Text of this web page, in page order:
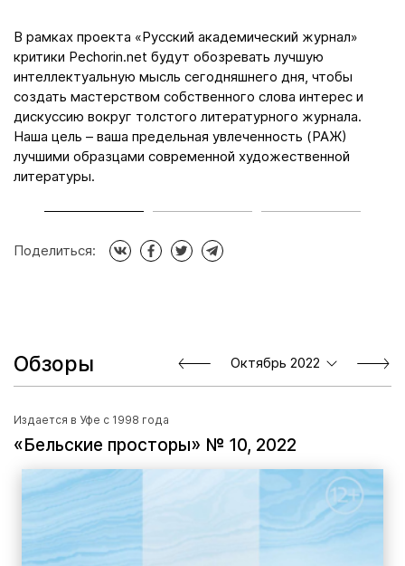
В рамках проекта «Русский академический журнал»
критики Pechorin.net будут обозревать лучшую
интеллектуальную мысль сегодняшнего дня, чтобы
создать мастерством собственного слова интерес и
дискуссию вокруг толстого литературного журнала.
Наша цель – ваша предельная увлеченность (РАЖ)
лучшими образцами современной художественной
литературы.
Поделиться:
Обзоры Октябрь 2022
Издается в Уфе с 1998 года
«Бельские просторы» № 10, 2022